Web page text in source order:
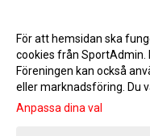
Gå till
För att hemsidan ska
cookies från SportAdmin.
Föreningen kan också
eller marknadsföring. Du
Anpassa dina val